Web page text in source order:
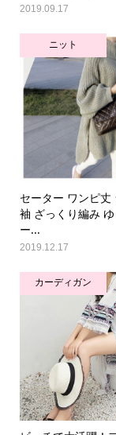
2019.09.17
ニット
セーター ワンピ丈
袖 ざっくり編み
ー...
2019.12.17
カーディガン